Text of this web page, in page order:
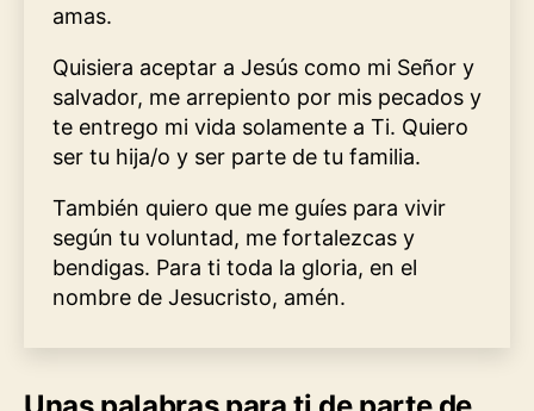
amas.
Quisiera aceptar a Jesús como mi Señor y
salvador, me arrepiento por mis pecados y
te entrego mi vida solamente a Ti. Quiero
ser tu hija/o y ser parte de tu familia.
También quiero que me guíes para vivir
según tu voluntad, me fortalezcas y
bendigas. Para ti toda la gloria, en el
nombre de Jesucristo, amén.